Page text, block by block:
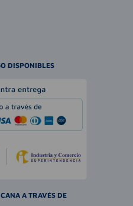
DISPONIBLES
A TRAVÉS DE